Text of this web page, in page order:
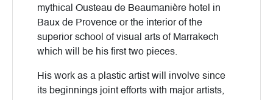
mythical Ousteau de Beaumanière hotel in
Baux de Provence or the interior of the
superior school of visual arts of Marrakech
which will be his first two pieces.
His work as a plastic artist will involve since
its beginnings joint efforts with major artists,